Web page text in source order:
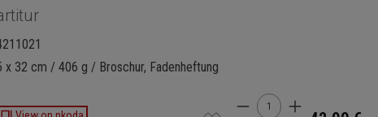
x 32 cm / 406 g / Broschur, Fadenheftung
Produkt Anzahl: